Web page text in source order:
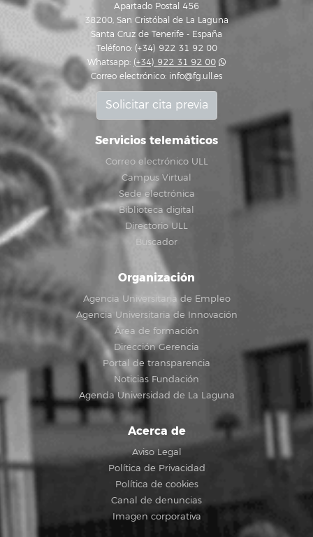
Apartado Postal 456
38200, San Cristóbal de La Laguna
Santa Cruz de Tenerife - España
Teléfono: (+34) 922 31 92 00
Whatsapp: (+34) 922 31 92 00
Correo electrónico: info@fg.ull.es
Solicitar cita previa
Servicios telemáticos
Correo electrónico ULL
Campus Virtual
Sede electrónica
Biblioteca digital
Directorio ULL
Buscador
Organización
Agencia Universitaria de Empleo
Agencia Universitaria de Innovación
Área de formación
Dirección Gerencia
Portal de transparencia
Noticias Fundación
Agenda Universidad de La Laguna
Acerca de
Aviso Legal
Política de Privacidad
Política de cookies
Canal de denuncias
Imagen corporativa